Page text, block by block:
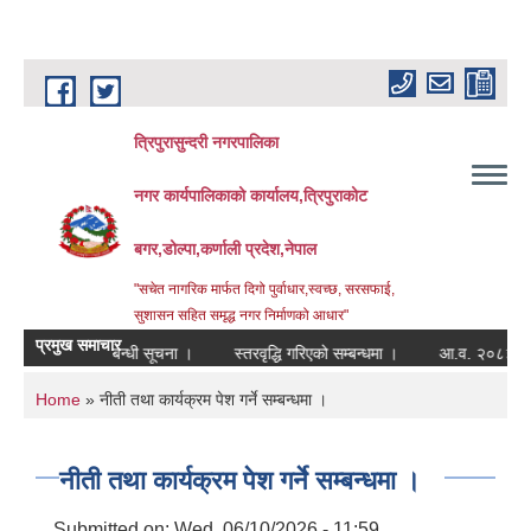
Skip to main content
त्रिपुरासुन्दरी नगरपालिका
नगर कार्यपालिकाको कार्यालय,त्रिपुराकोट
बगर,डोल्पा,कर्णाली प्रदेश,नेपाल
"सचेत नागरिक मार्फत दिगो पुर्वाधार,स्वच्छ, सरसफाई,
सुशासन सहित समृद्ध नगर निर्माणको आधार"
प्रमुख समाचार
गर्ने सम्बन्धी सूचना । स्तरवृद्धि गरिएको सम्बन्धमा । आ.व. २०८३/०८४
You are here
Home » नीती तथा कार्यक्रम पेश गर्ने सम्बन्धमा ।
नीती तथा कार्यक्रम पेश गर्ने सम्बन्धमा ।